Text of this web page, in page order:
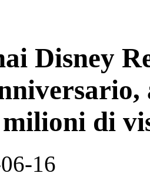
Disney
milioni di
16